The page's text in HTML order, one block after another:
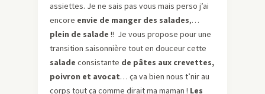
assiettes. Je ne sais pas vous mais perso j’ai
encore envie de manger des salades,…
plein de salade !! Je vous propose pour une
transition saisonnière tout en douceur cette
salade consistante de pâtes aux crevettes,
poivron et avocat… ça va bien nous t’nir au
corps tout ça comme dirait ma maman ! Les